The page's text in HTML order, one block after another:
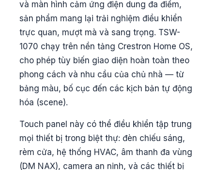
và màn hình cảm ứng điện dung đa điểm,
sản phẩm mang lại trải nghiệm điều khiển
trực quan, mượt mà và sang trọng. TSW-
1070 chạy trên nền tảng Crestron Home OS,
cho phép tùy biến giao diện hoàn toàn theo
phong cách và nhu cầu của chủ nhà — từ
bảng màu, bố cục đến các kịch bản tự động
hóa (scene).
Touch panel này có thể điều khiển tập trung
mọi thiết bị trong biệt thự: đèn chiếu sáng,
rèm cửa, hệ thống HVAC, âm thanh đa vùng
(DM NAX), camera an ninh, và các thiết bị